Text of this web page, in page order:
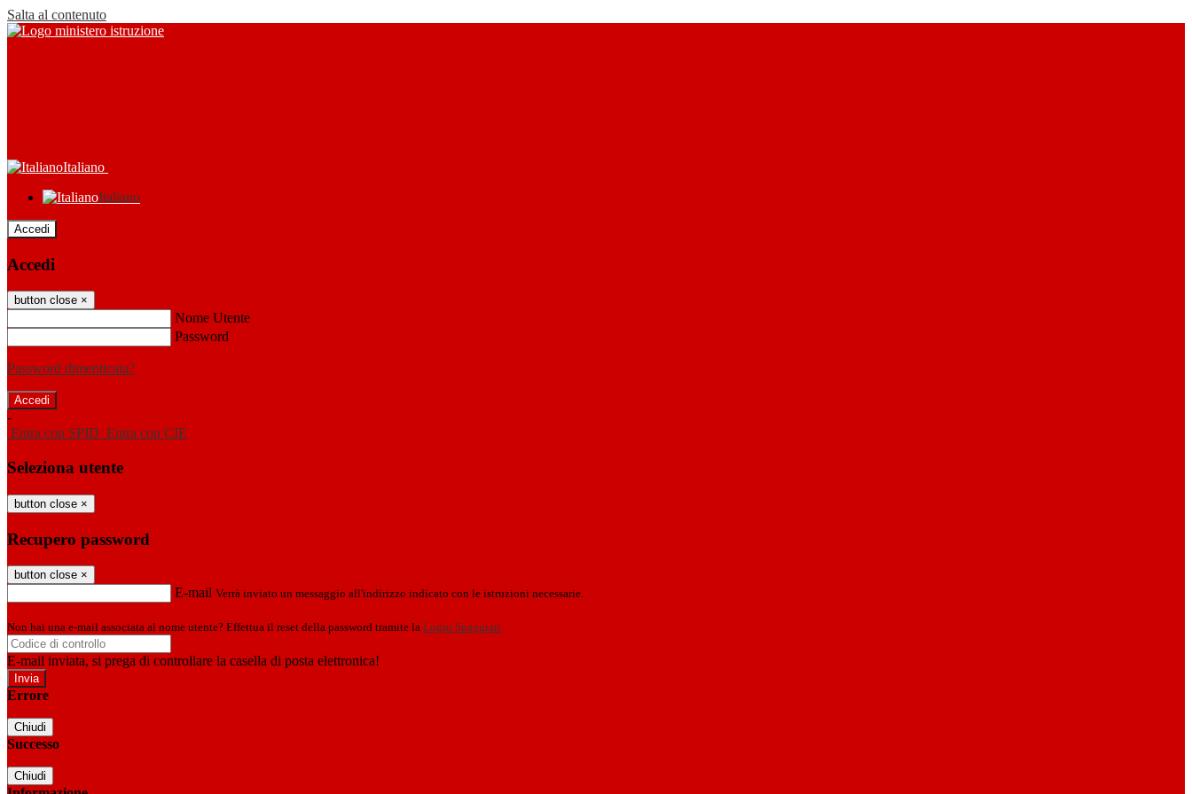
Salta al contenuto
Italiano
Italiano
Accedi
Accedi
button close ×
Nome Utente
Password
Password dimenticata?
-
Entra con SPID Entra con CIE
Seleziona utente
button close ×
Recupero password
button close ×
E-mail Verrà inviato un messaggio all'indirizzo indicato con le istruzioni necessarie.
Non hai una e-mail associata al nome utente? Effettua il reset della password tramite la Login Spaggiari
E-mail inviata, si prega di controllare la casella di posta elettronica!
Errore
Chiudi
Successo
Chiudi